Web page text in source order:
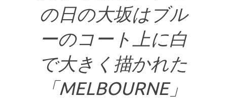
の日の大坂はブル
ーのコート上に白
で大きく描かれた
「MELBOURNE」